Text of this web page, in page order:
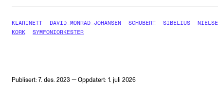
KLARINETT DAVID MONRAD JOHANSEN SCHUBERT SIBELIUS
KORK
SYMFONIORKESTER
Publisert: 7. des. 2023 — Oppdatert: 1. juli 2026